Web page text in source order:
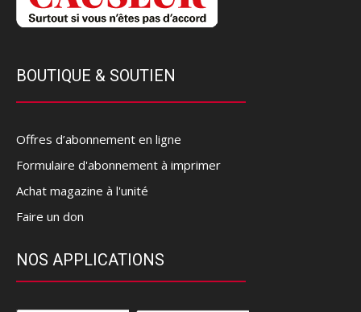
BOUTIQUE & SOUTIEN
Offres d’abonnement en ligne
Formulaire d'abonnement à imprimer
Achat magazine à l'unité
Faire un don
NOS APPLICATIONS